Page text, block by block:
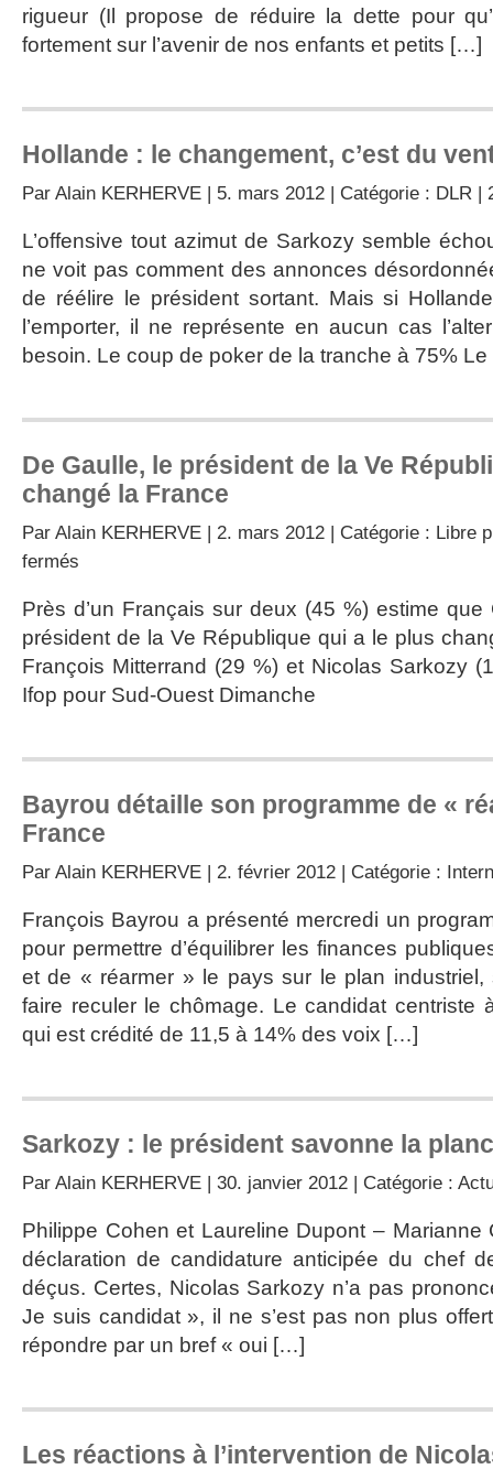
rigueur (Il propose de réduire la dette pour
fortement sur l’avenir de nos enfants et petits […]
Hollande : le changement, c’est du
Par Alain KERHERVE | 5. mars 2012 | Catégorie : DLR |
L’offensive tout azimut de Sarkozy semble
ne voit pas comment des annonces
de réélire le président sortant. Mais si
l’emporter, il ne représente en aucun cas
besoin. Le coup de poker de la tranche à 75%
De Gaulle, le président de la Ve
changé la France
Par Alain KERHERVE | 2. mars 2012 | Catégorie : Libre
fermés
le
président
la
Ve
changé
la
Près d’un Français sur deux (45 %) estime
président de la Ve République qui a le plus
François Mitterrand (29 %) et Nicolas Sarkozy
Ifop pour Sud-Ouest Dimanche
Bayrou détaille son programme de «
France
Par Alain KERHERVE | 2. février 2012 | Catégorie :
François Bayrou a présenté mercredi un
pour permettre d’équilibrer les finances
et de « réarmer » le pays sur le plan
faire reculer le chômage. Le candidat centriste
qui est crédité de 11,5 à 14% des voix […]
Sarkozy : le président savonne la
Par Alain KERHERVE | 30. janvier 2012 | Catégorie :
Philippe Cohen et Laureline Dupont – Marianne
déclaration de candidature anticipée du chef
déçus. Certes, Nicolas Sarkozy n’a pas
Je suis candidat », il ne s’est pas non plus
répondre par un bref « oui […]
Les réactions à l’intervention de